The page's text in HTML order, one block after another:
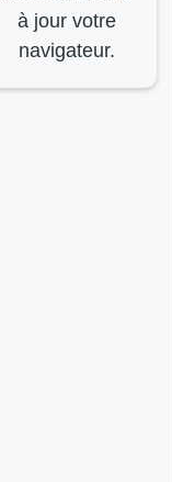
à jour votre
navigateur.